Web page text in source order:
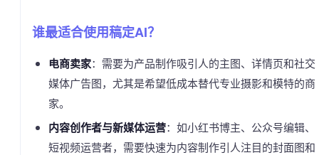
谁最适合使用稿定AI？
电商卖家：需要为产品制作吸引人的主图、详情页和社交
媒体广告图，尤其是希望低成本替代专业摄影和模特的商
家。
内容创作者与新媒体运营：如小红书博主、公众号编辑、
短视频运营者，需要快速为内容制作引人注目的封面图和